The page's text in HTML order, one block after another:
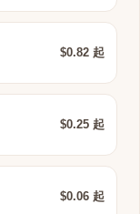
$0.82 起
$0.25 起
$0.06 起